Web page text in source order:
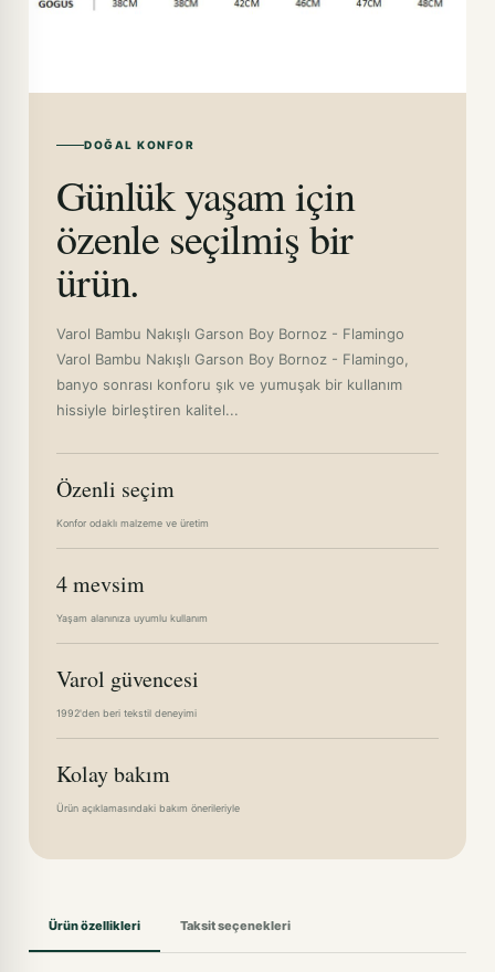
DOĞAL KONFOR
Günlük yaşam için
özenle seçilmiş bir
ürün.
Varol Bambu Nakışlı Garson Boy Bornoz - Flamingo
Varol Bambu Nakışlı Garson Boy Bornoz - Flamingo,
banyo sonrası konforu şık ve yumuşak bir kullanım
hissiyle birleştiren kalitel...
Özenli seçim
Konfor odaklı malzeme ve üretim
4 mevsim
Yaşam alanınıza uyumlu kullanım
Varol güvencesi
1992'den beri tekstil deneyimi
Kolay bakım
Ürün açıklamasındaki bakım önerileriyle
Ürün özellikleri Taksit seçenekleri